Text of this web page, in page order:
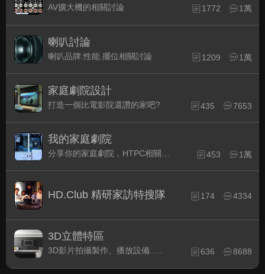
AV擴大機的相關討論 1772 1萬
喇叭討論
喇叭品牌.性能.擺位相關討論 1209 1萬
家庭劇院設計
打造一個比電影院還讚的家吧? 435 7653
我的家庭劇院
453 1萬
HD.Club 精研家訪特搜隊 174 4334
3D立體特區
3D影片拍攝製作、播放設備..等相關討論 636 8688